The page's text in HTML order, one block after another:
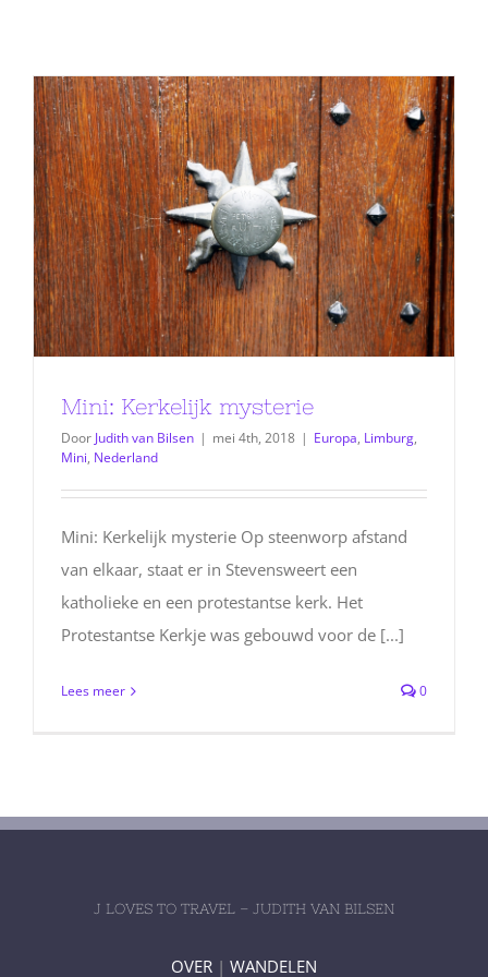
Mini: Kerkelijk mysterie
Door Judith van Bilsen | mei 4th, 2018 | Europa, Limburg,
Mini, Nederland
Mini: Kerkelijk mysterie Op steenworp afstand
van elkaar, staat er in Stevensweert een
katholieke en een protestantse kerk. Het
Protestantse Kerkje was gebouwd voor de [...]
Lees meer 0
J LOVES TO TRAVEL – JUDITH VAN BILSEN
OVER | WANDELEN